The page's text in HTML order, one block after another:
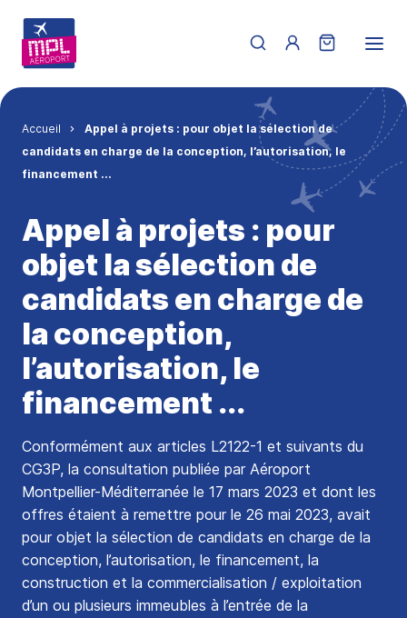
Fil d'Ariane
Accueil
Appel à projets : pour objet la sélection de
candidats en charge de la conception, l’autorisation, le
financement ...
Appel à projets : pour
objet la sélection de
candidats en charge de
la conception,
l’autorisation, le
financement ...
Conformément aux articles L2122-1 et suivants du
CG3P, la consultation publiée par Aéroport
Montpellier-Méditerranée le 17 mars 2023 et dont les
offres étaient à remettre pour le 26 mai 2023, avait
pour objet la sélection de candidats en charge de la
conception, l’autorisation, le financement, la
construction et la commercialisation / exploitation
d’un ou plusieurs immeubles à l’entrée de la